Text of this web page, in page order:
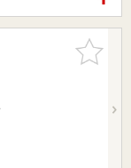
お気に入
りに追加